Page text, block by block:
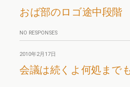
おば部のロゴ途中段階
NO RESPONSES
2010年2月17日
会議は続くよ何処まで